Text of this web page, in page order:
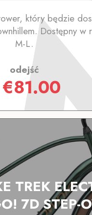
który będzie
Dostępny w
M-L.
odejść
€81.00
TREK
7D STEP-